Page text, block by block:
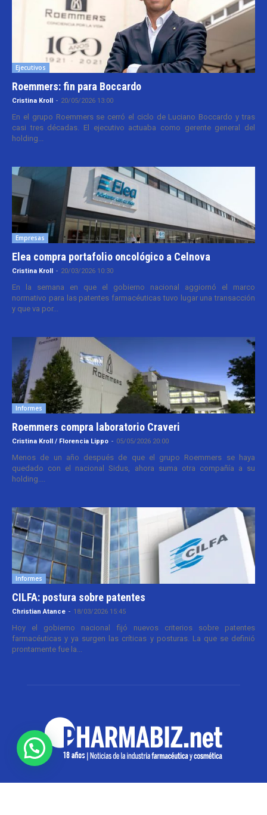
Ejecutivos
Roemmers: fin para Boccardo
Cristina Kroll - 20/05/2026 13:00
En el grupo Roemmers se cerró el ciclo de Luciano Boccardo y tras
casi tres décadas. El ejecutivo actuaba como gerente general del
holding...
Empresas
Elea compra portafolio oncológico a Celnova
Cristina Kroll - 20/03/2026 10:30
En la semana en que el gobierno nacional aggiornó el marco
normativo para las patentes farmacéuticas tuvo lugar una transacción
y que va por...
Informes
Roemmers compra laboratorio Craveri
Cristina Kroll / Florencia Lippo - 05/05/2026 20:00
Menos de un año después de que el grupo Roemmers se haya
quedado con el nacional Sidus, ahora suma otra compañía a su
holding....
Informes
CILFA: postura sobre patentes
Christian Atance - 18/03/2026 15:45
Hoy el gobierno nacional fijó nuevos criterios sobre patentes
farmacéuticas y ya surgen las críticas y posturas. La que se definió
prontamente fue la...